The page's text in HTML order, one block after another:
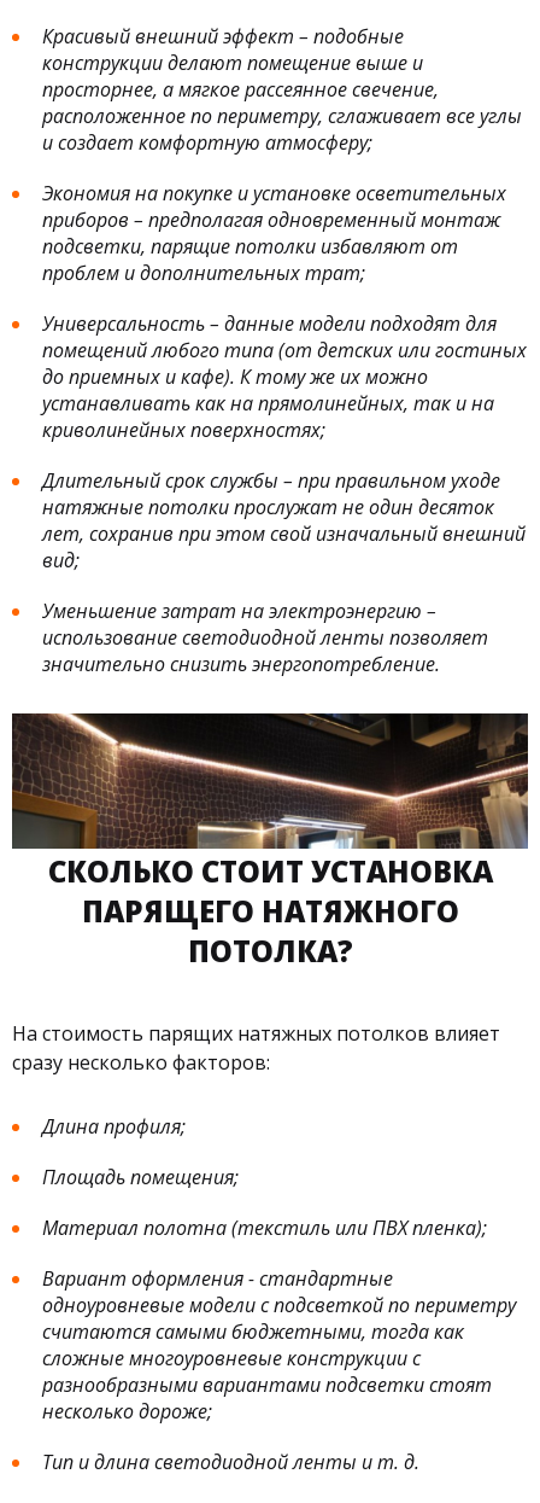
Красивый внешний эффект – подобные
конструкции делают помещение выше и
просторнее, а мягкое рассеянное свечение,
расположенное по периметру, сглаживает все углы
и создает комфортную атмосферу;
Экономия на покупке и установке осветительных
приборов – предполагая одновременный монтаж
подсветки, парящие потолки избавляют от
проблем и дополнительных трат;
Универсальность – данные модели подходят для
помещений любого типа (от детских или гостиных
до приемных и кафе). К тому же их можно
устанавливать как на прямолинейных, так и на
криволинейных поверхностях;
Длительный срок службы – при правильном уходе
натяжные потолки прослужат не один десяток
лет, сохранив при этом свой изначальный внешний
вид;
Уменьшение затрат на электроэнергию –
использование светодиодной ленты позволяет
значительно снизить энергопотребление.
СКОЛЬКО СТОИТ УСТАНОВКА
ПАРЯЩЕГО НАТЯЖНОГО
ПОТОЛКА?
На стоимость парящих натяжных потолков влияет
сразу несколько факторов:
Длина профиля;
Площадь помещения;
Материал полотна (текстиль или ПВХ пленка);
Вариант оформления - стандартные
одноуровневые модели с подсветкой по периметру
считаются самыми бюджетными, тогда как
сложные многоуровневые конструкции с
разнообразными вариантами подсветки стоят
несколько дороже;
Тип и длина светодиодной ленты и т. д.